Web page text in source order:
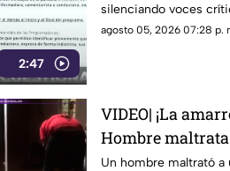
2:47
silenciando voces
agosto 05, 2026 07:28 p.
VIDEO| ¡La
Hombre
en Concordia
Un hombre maltrató a